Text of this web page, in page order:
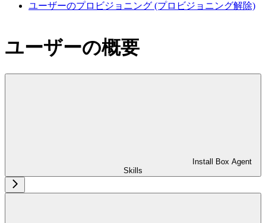
ユーザーのプロビジョニング (プロビジョニング解除)
ユーザーの概要
Install Box Agent
Skills